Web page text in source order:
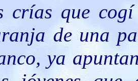
crías que
de una
ya